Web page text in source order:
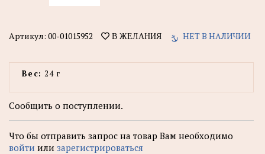
Артикул: 00-01015952 В ЖЕЛАНИЯ НЕТ В НАЛИЧИИ
Вес: 24 г
Сообщить о поступлении.
Что бы отправить запрос на товар Вам необходимо
войти или зарегистрироваться